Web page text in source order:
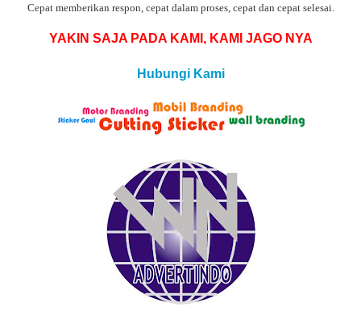
Cepat memberikan respon, cepat dalam proses, cepat dan cepat selesai.
YAKIN SAJA PADA KAMI, KAMI JAGO NYA
Hubungi Kami